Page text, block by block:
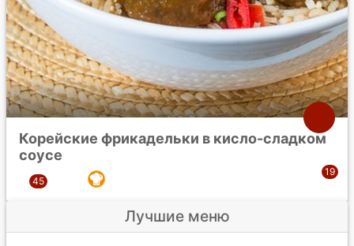
Корейские фрикадельки в кисло-сладком
соусе
Лучшие меню